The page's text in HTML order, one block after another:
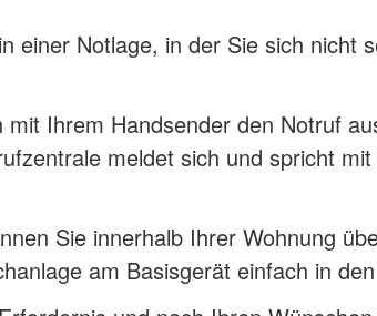
einer Notlage, in der Sie sich nicht
mit Ihrem Handsender den Notruf
meldet sich und spricht
Sie innerhalb Ihrer Wohnung
am Basisgerät einfach in